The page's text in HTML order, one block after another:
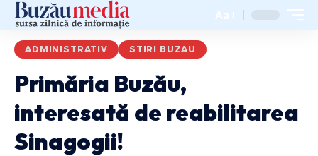
Aa
ADMINISTRATIV STIRI BUZAU
Primăria Buzău,
interesată de reabilitarea
Sinagogii!